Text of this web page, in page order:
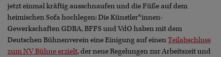
jetzt einmal kräftig ausschnaufen und die Füße auf dem
heimischen Sofa hochlegen: Die Künstler*innen-
Gewerkschaften GDBA, BFFS und VdO haben mit dem
Deutschen Bühnenverein eine Einigung auf einenTeilabschluss
zum NV Bühne erzielt, der neue Regelungen zur Arbeitszeit und